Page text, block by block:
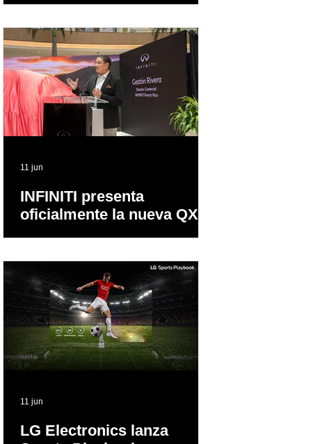
INFINITI presenta
oficialmente la nueva QX65
11 jun
LG Electronics lanza
11 jun